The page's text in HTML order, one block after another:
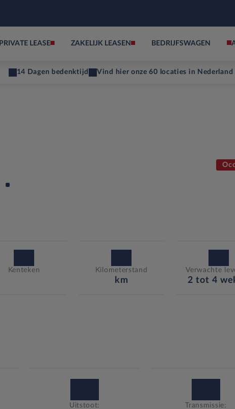
PRIVATE LEASE ZAKELIJK LEASEN BEDRIJFSWAGEN
14 Dagen bedenktijd Vind hier onze 60 locaties in Nederland
Kenteken Kilometerstand
km
Verwachte
2 tot 4
Uitstoot: Transmissie: